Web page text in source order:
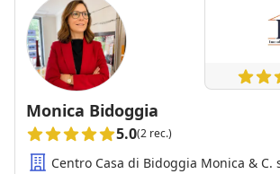
Monica Bidoggia
5.0(2 rec.)
Centro Casa di Bidoggia Monica & C.